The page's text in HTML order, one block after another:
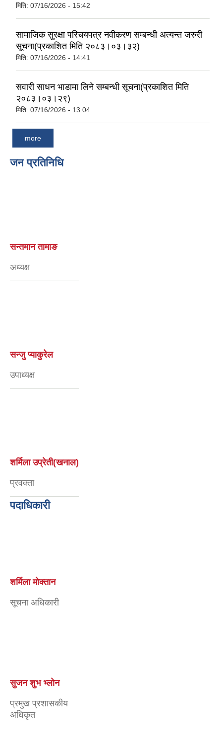
मिति: 07/16/2026 - 15:42
सामाजिक सुरक्षा परिचयपत्र नवीकरण सम्बन्धी अत्यन्त जरुरी
सूचना(प्रकाशित मिति २०८३।०३।३२)
मिति: 07/16/2026 - 14:41
सवारी साधन भाडामा लिने सम्बन्धी सूचना(प्रकाशित मिति
२०८३।०३।२९)
मिति: 07/16/2026 - 13:04
more
जन प्रतिनिधि
सन्तमान तामाङ
अध्यक्ष
सन्जु प्याकुरेल
उपाध्यक्ष
शर्मिला उप्रेती(खनाल)
प्रवक्ता
पदाधिकारी